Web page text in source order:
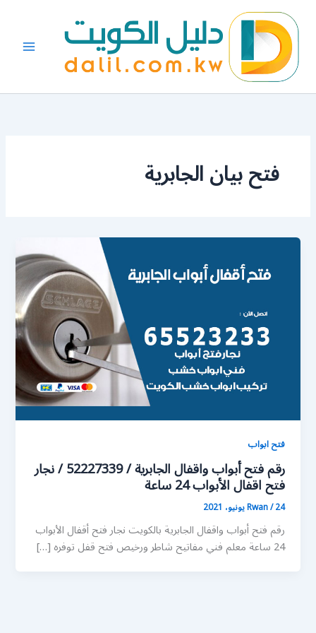
المحتوى
فتح بيان الجابرية
فتح ابواب
رقم فتح أبواب واقفال الجابرية / 52227339 / نجار
فتح اقفال الأبواب 24 ساعة
Rwan/24 يونيو، 2021
رقم فتح أبواب واقفال الجابرية بالكويت نجار فتح أقفال الأبواب
24 ساعة معلم فني مفاتيح شاطر ورخيص فتح قفل توفره […]